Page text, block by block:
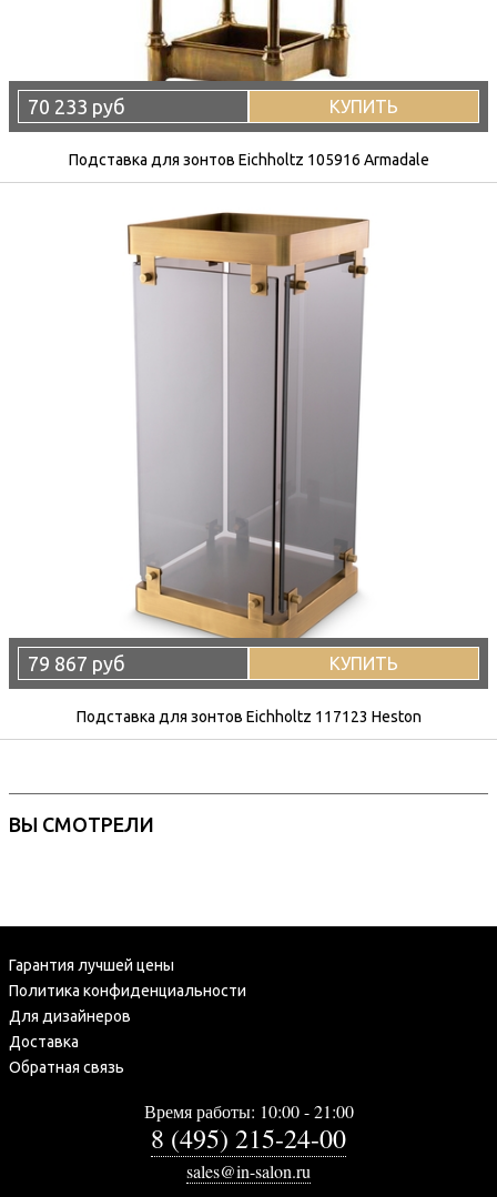
70 233 руб КУПИТЬ
Подставка для зонтов Eichholtz 105916 Armadale
79 867 руб КУПИТЬ
Подставка для зонтов Eichholtz 117123 Heston
ВЫ СМОТРЕЛИ
Гарантия лучшей цены
Политика конфиденциальности
Для дизайнеров
Доставка
Обратная связь
Время работы: 10:00 - 21:00
8 (495) 215-24-00
sales@in-salon.ru